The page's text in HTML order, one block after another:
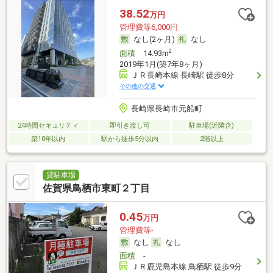
38.52万円
管理費等6,000円
なし(2ヶ月)
なし
面積14.93m2
2019年1月(築7年8ヶ月)
ＪＲ長崎本線 長崎駅 徒歩8分
その他の交通
長崎県長崎市元船町
24時間セキュリティ 即引き渡し可
駐車場(近隣含)
築10年以内
駅から徒歩5分以内 2階以上
貸駐車場
佐賀県鳥栖市東町２丁目
0.45万円
管理費等-
なし
なし
面積-
ＪＲ鹿児島本線 鳥栖駅 徒歩9分